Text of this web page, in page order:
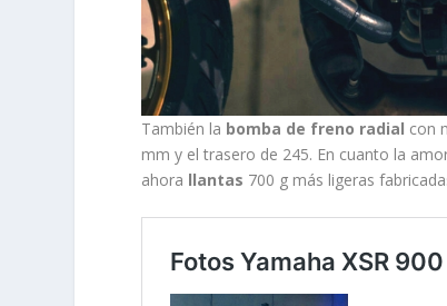
También la bomba de freno radial con
mm y el trasero de 245. En cuanto la
ahora llantas 700 g más ligeras